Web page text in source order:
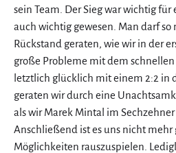
sein Team. Der Sieg war wichtig für
auch wichtig gewesen. Man darf
Rückstand geraten, wie wir in der
große Probleme mit dem
letztlich glücklich mit einem 2:2 in
geraten wir durch eine
als wir Marek Mintal im Sechzehner
Anschließend ist es uns nicht mehr
Möglichkeiten rauszuspielen.